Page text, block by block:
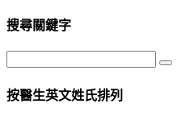
搜尋關鍵字
按醫生英文姓氏排列